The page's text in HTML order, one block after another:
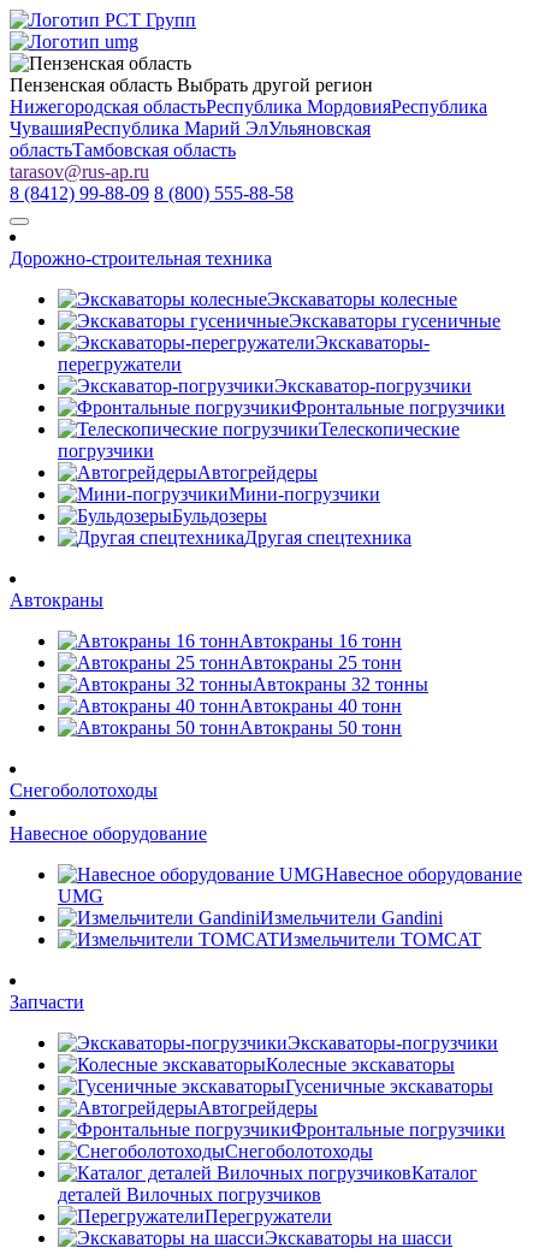
Пензенская область Выбрать другой регион
Нижегородская областьРеспублика МордовияРеспублика
ЧувашияРеспублика Марий ЭлУльяновская
областьТамбовская область
tarasov@rus-ap.ru
8 (8412) 99-88-09 8 (800) 555-88-58
Дорожно-строительная техника
Экскаваторы колесные
Экскаваторы гусеничные
Экскаваторы-
перегружатели
Экскаватор-погрузчики
Фронтальные погрузчики
Телескопические
погрузчики
Автогрейдеры
Мини-погрузчики
Бульдозеры
Другая спецтехника
Автокраны
Автокраны 16 тонн
Автокраны 25 тонн
Автокраны 32 тонны
Автокраны 40 тонн
Автокраны 50 тонн
Снегоболотоходы
Навесное оборудование
Навесное оборудование
UMG
Измельчители Gandini
Измельчители TOMCAT
Запчасти
Экскаваторы-погрузчики
Колесные экскаваторы
Гусеничные экскаваторы
Автогрейдеры
Фронтальные погрузчики
Снегоболотоходы
Каталог
деталей Вилочных погрузчиков
Перегружатели
Экскаваторы на шасси